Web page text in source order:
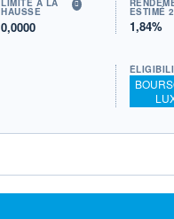
LIMITE À LA
HAUSSE
0,0000
ESTIMÉ
1,84%